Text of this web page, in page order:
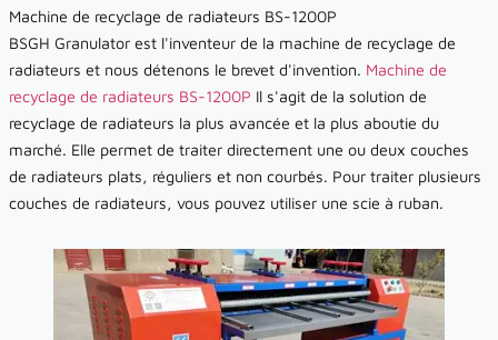
Machine de recyclage de radiateurs BS-1200P
BSGH Granulator est l'inventeur de la machine de recyclage de
radiateurs et nous détenons le brevet d'invention. Machine de
recyclage de radiateurs BS-1200P Il s'agit de la solution de
recyclage de radiateurs la plus avancée et la plus aboutie du
marché. Elle permet de traiter directement une ou deux couches
de radiateurs plats, réguliers et non courbés. Pour traiter plusieurs
couches de radiateurs, vous pouvez utiliser une scie à ruban.